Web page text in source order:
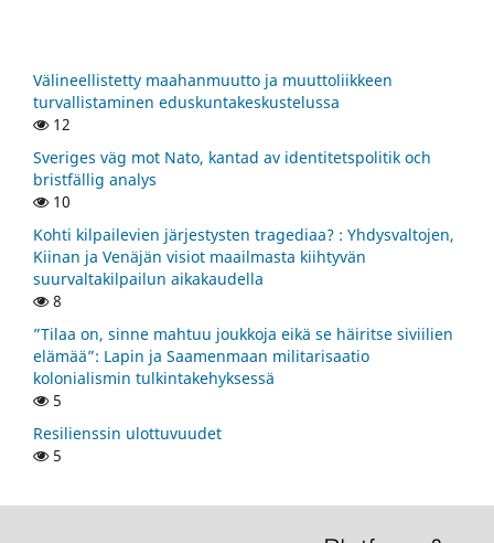
Välineellistetty maahanmuutto ja muuttoliikkeen
turvallistaminen eduskuntakeskustelussa
12
Sveriges väg mot Nato, kantad av identitetspolitik och
bristfällig analys
10
Kohti kilpailevien järjestysten tragediaa? : Yhdysvaltojen,
Kiinan ja Venäjän visiot maailmasta kiihtyvän
suurvaltakilpailun aikakaudella
8
”Tilaa on, sinne mahtuu joukkoja eikä se häiritse siviilien
elämää”: Lapin ja Saamenmaan militarisaatio
kolonialismin tulkintakehyksessä
5
Resilienssin ulottuvuudet
5